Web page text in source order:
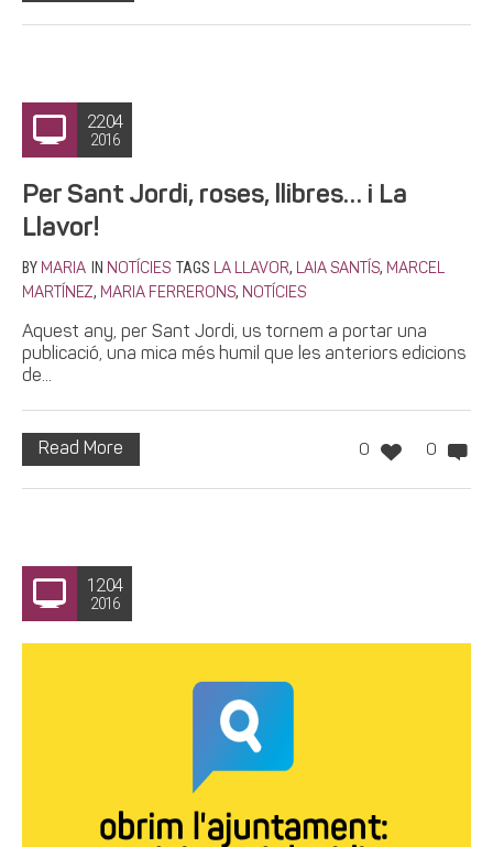
22.04
2016
Per Sant Jordi, roses, llibres… i La
Llavor!
BY MARIA IN NOTÍCIES TAGS LA LLAVOR, LAIA SANTÍS, MARCEL
MARTÍNEZ, MARIA FERRERONS, NOTÍCIES
Aquest any, per Sant Jordi, us tornem a portar una
publicació, una mica més humil que les anteriors edicions
de...
0 0
Read More
12.04
2016